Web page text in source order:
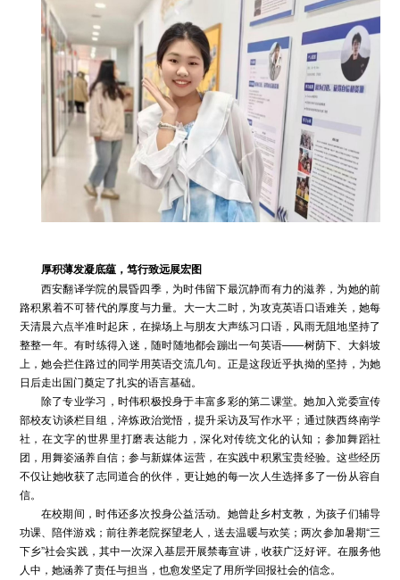
厚积薄发凝底蕴，笃行致远展宏图
西安翻译学院的晨昏四季，为时伟留下最沉静而有力的滋养，为她的前
路积累着不可替代的厚度与力量。大一大二时，为攻克英语口语难关，她每
天清晨六点半准时起床，在操场上与朋友大声练习口语，风雨无阻地坚持了
整整一年。有时练得入迷，随时随地都会蹦出一句英语——树荫下、大斜坡
上，她会拦住路过的同学用英语交流几句。正是这段近乎执拗的坚持，为她
日后走出国门奠定了扎实的语言基础。
除了专业学习，时伟积极投身于丰富多彩的第二课堂。她加入党委宣传
部校友访谈栏目组，淬炼政治觉悟，提升采访及写作水平；通过陕西终南学
社，在文字的世界里打磨表达能力，深化对传统文化的认知；参加舞蹈社
团，用舞姿涵养自信；参与新媒体运营，在实践中积累宝贵经验。这些经历
不仅让她收获了志同道合的伙伴，更让她的每一次人生选择多了一份从容自
信。
在校期间，时伟还多次投身公益活动。她曾赴乡村支教，为孩子们辅导
功课、陪伴游戏；前往养老院探望老人，送去温暖与欢笑；两次参加暑期“三
下乡”社会实践，其中一次深入基层开展禁毒宣讲，收获广泛好评。在服务他
人中，她涵养了责任与担当，也愈发坚定了用所学回报社会的信念。